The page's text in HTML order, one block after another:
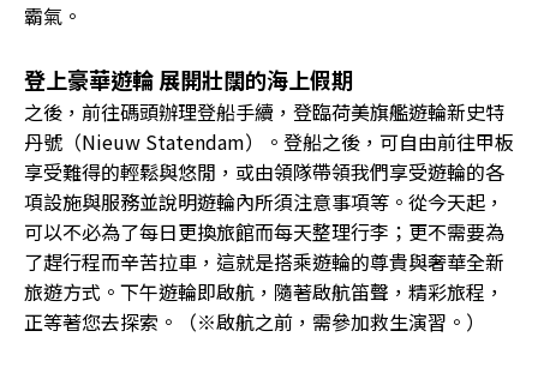
霸氣。
登上豪華遊輪 展開壯闊的海上假期
之後，前往碼頭辦理登船手續，登臨荷美旗艦遊輪新史特
丹號（Nieuw Statendam）。登船之後，可自由前往甲板
享受難得的輕鬆與悠閒，或由領隊帶領我們享受遊輪的各
項設施與服務並說明遊輪內所須注意事項等。從今天起，
可以不必為了每日更換旅館而每天整理行李；更不需要為
了趕行程而辛苦拉車，這就是搭乘遊輪的尊貴與奢華全新
旅遊方式。下午遊輪即啟航，隨著啟航笛聲，精彩旅程，
正等著您去探索。（※啟航之前，需參加救生演習。）